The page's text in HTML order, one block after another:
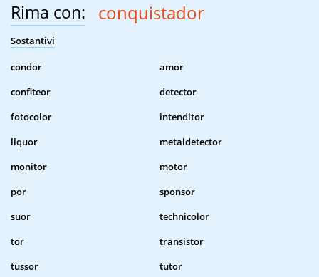
Rima con: conquistador
Sostantivi
condor
amor
confiteor
detector
fotocolor
intenditor
liquor
metaldetector
monitor
motor
por
sponsor
suor
technicolor
tor
transistor
tussor
tutor